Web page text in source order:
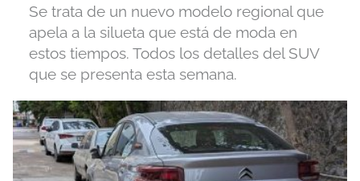
Se trata de un nuevo modelo regional que
apela a la silueta que está de moda en
estos tiempos. Todos los detalles del SUV
que se presenta esta semana.